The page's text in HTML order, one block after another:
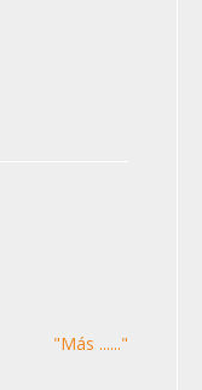
"Más ......"